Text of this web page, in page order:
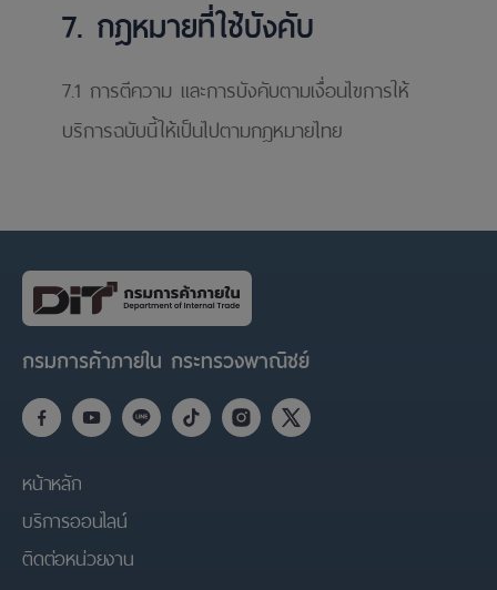
7. กฎหมายที่ใช้บังคับ
7.1 การตีความ และการบังคับตามเงื่อนไขการให้
บริการฉบับนี้ให้เป็นไปตามกฎหมายไทย
กรมการค้าภายใน กระทรวงพาณิชย์
หน้าหลัก
บริการออนไลน์
ติดต่อหน่วยงาน